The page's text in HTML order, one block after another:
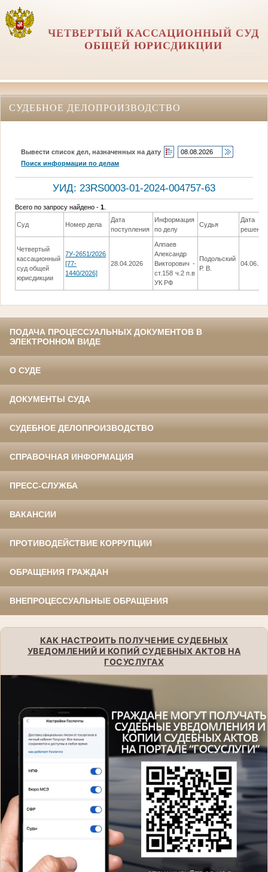
ЧЕТВЕРТЫЙ КАССАЦИОННЫЙ СУД
ОБЩЕЙ ЮРИСДИКЦИИ
СУДЕБНОЕ ДЕЛОПРОИЗВОДСТВО
Вывести список дел, назначенных на дату
Поиск информации по делам
УИД: 23RS0003-01-2024-004757-63
Всего по запросу найдено -1
Суд Номер дела
Дата
поступления
Информация
по делу
Судья
Дата
решения
Четвертый
кассационный
суд общей
юрисдикции
7У-2651/2026
[77-
1440/2026]
28.04.2026
Алпаев
Александр
Викторович -
ст.158 ч.2 п.в
УК РФ
Подольский
Р. В.
ПОДАЧА ПРОЦЕССУАЛЬНЫХ ДОКУМЕНТОВ В
ЭЛЕКТРОННОМ ВИДЕ
О СУДЕ
ДОКУМЕНТЫ СУДА
СУДЕБНОЕ ДЕЛОПРОИЗВОДСТВО
СПРАВОЧНАЯ ИНФОРМАЦИЯ
ПРЕСС-СЛУЖБА
ВАКАНСИИ
ПРОТИВОДЕЙСТВИЕ КОРРУПЦИИ
ОБРАЩЕНИЯ ГРАЖДАН
ВНЕПРОЦЕССУАЛЬНЫЕ ОБРАЩЕНИЯ
КАК НАСТРОИТЬ ПОЛУЧЕНИЕ СУДЕБНЫХ
УВЕДОМЛЕНИЙ И КОПИЙ СУДЕБНЫХ АКТОВ НА
ГОСУСЛУГАХ